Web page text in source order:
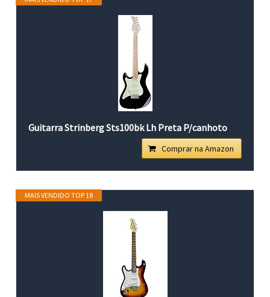
Guitarra Strinberg Sts100bk Lh Preta P/canhoto
Comprar na Amazon
MAIS VENDIDO TOP 18